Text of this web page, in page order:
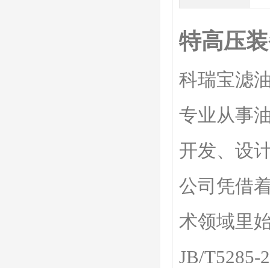
特高压
科瑞宝滤
专业从事
开发、设
公司凭借
术领域里
JB/T5285-